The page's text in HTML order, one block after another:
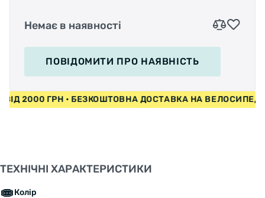
Немає в наявності
ПОВІДОМИТИ ПРО НАЯВНІСТЬ
2000 ГРН • БЕЗКОШТОВНА ДОСТАВКА НА
ТЕХНІЧНІ ХАРАКТЕРИСТИКИ
Колір